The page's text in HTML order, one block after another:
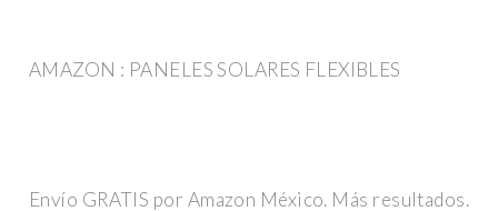
AMAZON : PANELES SOLARES FLEXIBLES
Envío GRATIS por Amazon México. Más resultados.